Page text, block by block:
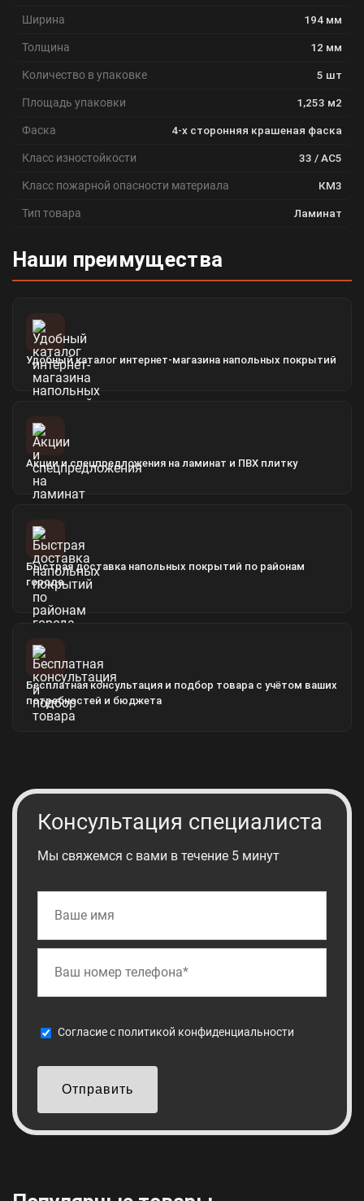
Ширина 194 мм
Толщина 12 мм
Количество в упаковке 5 шт
Площадь упаковки 1,253 м2
Фаска 4-х сторонняя крашеная фаска
Класс изностойкости 33 / АС5
Класс пожарной опасности материала КМ3
Тип товара Ламинат
Наши преимущества
Удобный каталог интернет-магазина напольных покрытий
Акции и спецпредложения на ламинат и ПВХ плитку
Быстрая доставка напольных покрытий по районам
города
Бесплатная консультация и подбор товара с учётом ваших
потребностей и бюджета
Консультация специалиста
Мы свяжемся с вами в течение 5 минут
Cогласие с политикой конфиденциальности
Отправить